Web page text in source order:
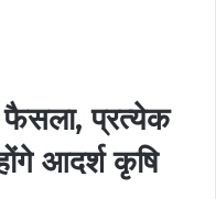
फैसला, प्रत्येक
आदर्श कृषि